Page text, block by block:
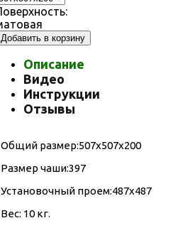
Добавить в корзину
Описание
Видео
Инструкции
Отзывы
Общий размер:507x507x200
Размер чаши:397
Установочный проем:487x487
Вес: 10 кг.